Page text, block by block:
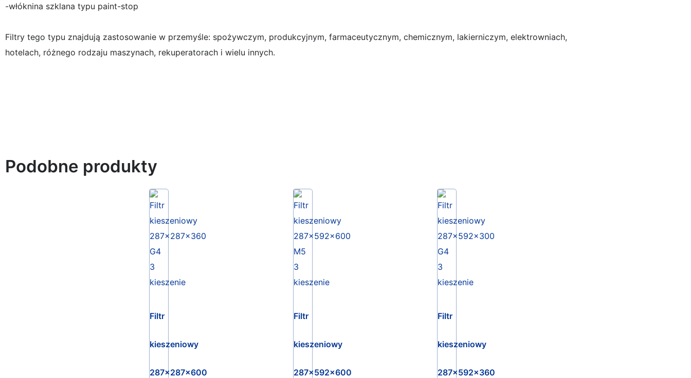
-włóknina szklana typu paint-stop
Filtry tego typu znajdują zastosowanie w przemyśle: spożywczym, produkcyjnym, farmaceutycznym, chemicznym, lakierniczym, elektrowniach,
hotelach, różnego rodzaju maszynach, rekuperatorach i wielu innych.
Podobne produkty
Filtr
kieszeniowy
287x287x600
Filtr
kieszeniowy
287x592x600
Filtr
kieszeniowy
287x592x360